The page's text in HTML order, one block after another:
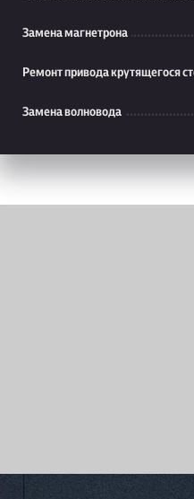
Замена магнетрона
Ремонт привода крутящегося
Замена волновода